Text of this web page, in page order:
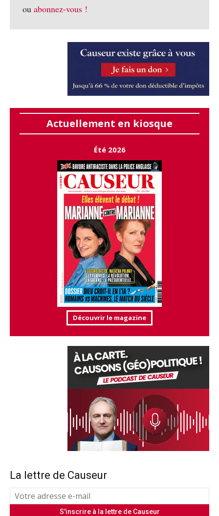
ou abonnez-vous !
Actuellement en kiosque
Été 2026
Découvrir le magazine
La lettre de Causeur